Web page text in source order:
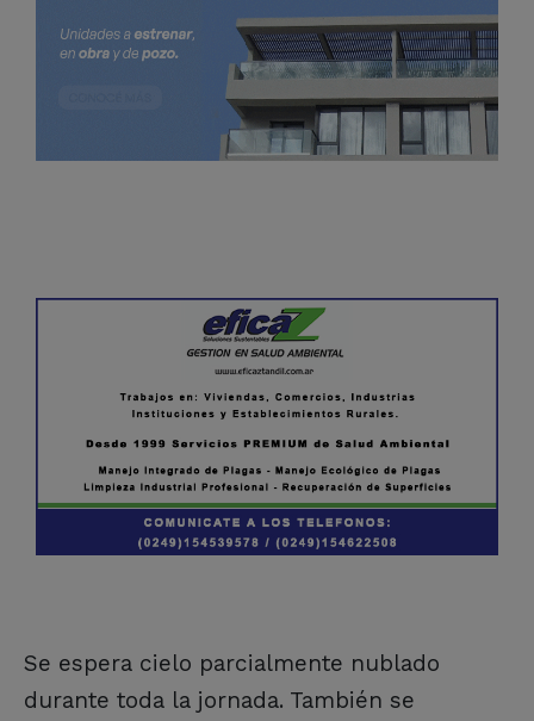
Se espera cielo parcialmente nublado
durante toda la jornada. También se